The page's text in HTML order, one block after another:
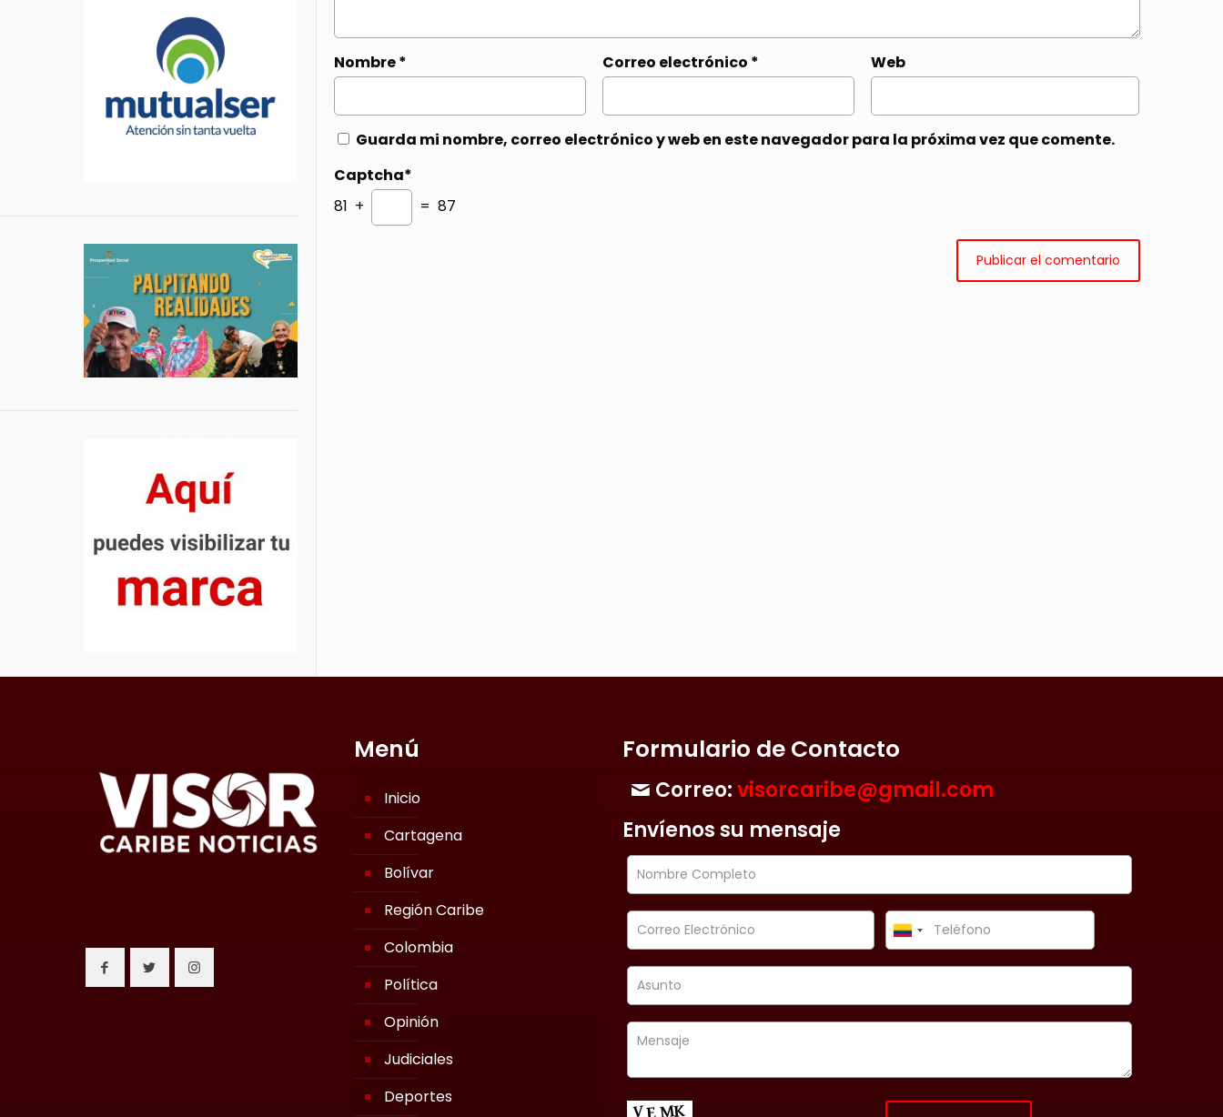
Nombre* Correo electrónico * Web
Guarda mi nombre, correo electrónico y web en este navegador para la próxima vez que comente.
Captcha*
81 +
= 87
Menú
Inicio
Cartagena
Bolívar
Región Caribe
Colombia
Política
Opinión
Judiciales
Deportes
Formulario de Contacto
Correo:visorcaribe@gmail.com
Envíenos su mensaje